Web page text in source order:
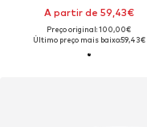
A partir de 59,43€
Preço original: 100,00€
Último preço mais baixo:59,43€